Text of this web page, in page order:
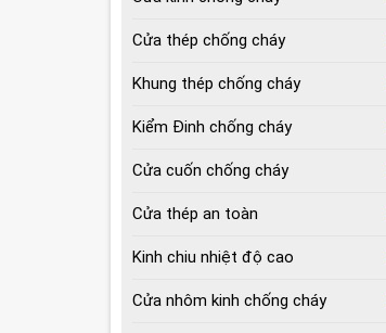
Cửa thép chống cháy
Khung thép chống cháy
Kiểm Đinh chống cháy
Cửa cuốn chống cháy
Cửa thép an toàn
Kinh chiu nhiệt độ cao
Cửa nhôm kinh chống cháy